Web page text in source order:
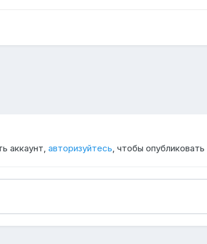
аккаунт, авторизуйтесь , чтобы